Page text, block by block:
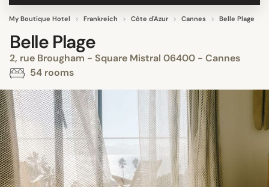
My Boutique Hotel Frankreich Côte d'Azur Cannes Belle Plage
Belle Plage
2, rue Brougham - Square Mistral 06400 - Cannes
54 rooms